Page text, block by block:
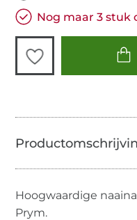
Nog maar 3 stuk
Hoogwaardige
Prym.